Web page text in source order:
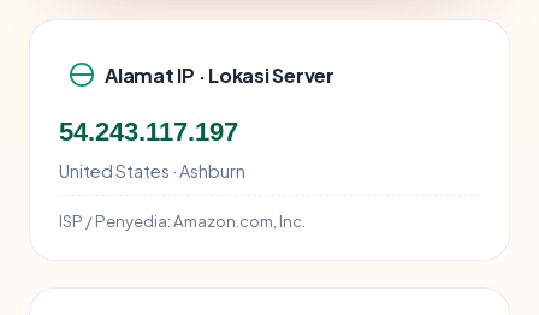
Alamat IP · Lokasi Server
54.243.117.197
United States · Ashburn
ISP / Penyedia:Amazon.com, Inc.